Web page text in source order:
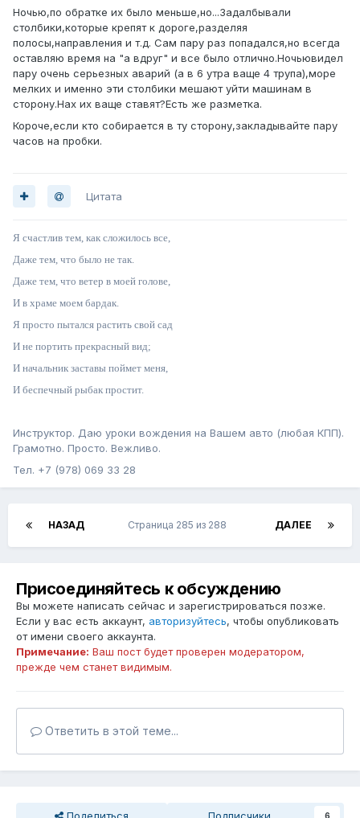
Ночью,по обратке их было меньше,но...Задалбывали
столбики,которые крепят к дороге,разделяя
полосы,направления и т.д. Сам пару раз попадался,но всегда
оставляю время на "а вдруг" и все было отлично.Ночьювидел
пару очень серьезных аварий (а в 6 утра ваще 4 трупа),море
мелких и именно эти столбики мешают уйти машинам в
сторону.Нах их ваще ставят?Есть же разметка.
Короче,если кто собирается в ту сторону,закладывайте пару
часов на пробки.
Цитата
Я счастлив тем, как сложилось все,
Даже тем, что было не так.
Даже тем, что ветер в моей голове,
И в храме моем бардак.
Я просто пытался растить свой сад
И не портить прекрасный вид;
И начальник заставы поймет меня,
И беспечный рыбак простит.
Инструктор. Даю уроки вождения на Вашем авто (любая КПП).
Грамотно. Просто. Вежливо.
Тел. +7 (978) 069 33 28
НАЗАД ДАЛЕЕ
Страница 285 из 288
Присоединяйтесь к обсуждению
Вы можете написать сейчас и зарегистрироваться позже.
Если у вас есть аккаунт, авторизуйтесь, чтобы опубликовать
от имени своего аккаунта.
Примечание: Ваш пост будет проверен модератором,
прежде чем станет видимым.
Ответить в этой теме...
6